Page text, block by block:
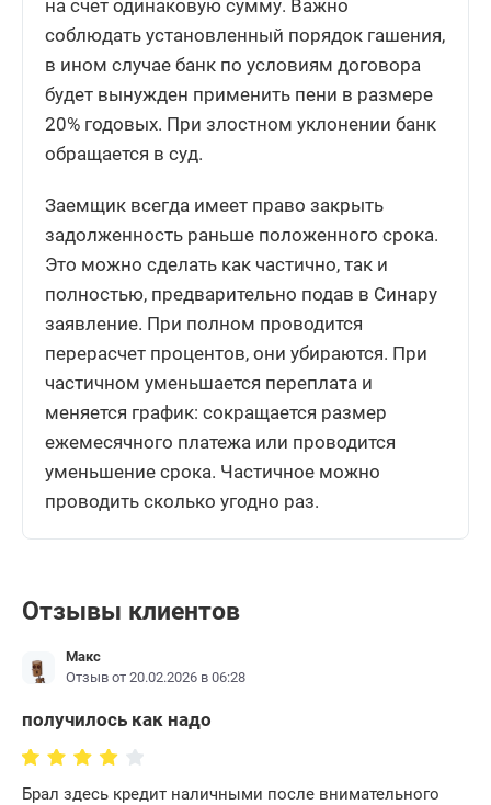
на счет одинаковую сумму. Важно
соблюдать установленный порядок гашения,
в ином случае банк по условиям договора
будет вынужден применить пени в размере
20% годовых. При злостном уклонении банк
обращается в суд.
Заемщик всегда имеет право закрыть
задолженность раньше положенного срока.
Это можно сделать как частично, так и
полностью, предварительно подав в Синару
заявление. При полном проводится
перерасчет процентов, они убираются. При
частичном уменьшается переплата и
меняется график: сокращается размер
ежемесячного платежа или проводится
уменьшение срока. Частичное можно
проводить сколько угодно раз.
Отзывы клиентов
Макс
Отзыв от 20.02.2026 в 06:28
получилось как надо
Брал здесь кредит наличными после внимательного